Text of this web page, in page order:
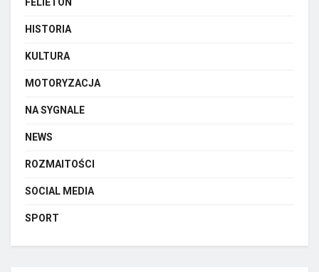
FELIETON
HISTORIA
KULTURA
MOTORYZACJA
NA SYGNALE
NEWS
ROZMAITOŚCI
SOCIAL MEDIA
SPORT